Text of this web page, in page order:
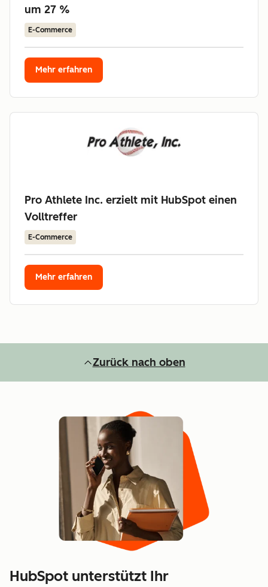
um 27 %
E-Commerce
Mehr erfahren
Pro Athlete Inc. erzielt mit HubSpot einen
Volltreffer
E-Commerce
Mehr erfahren
Zurück nach oben
HubSpot unterstützt Ihr